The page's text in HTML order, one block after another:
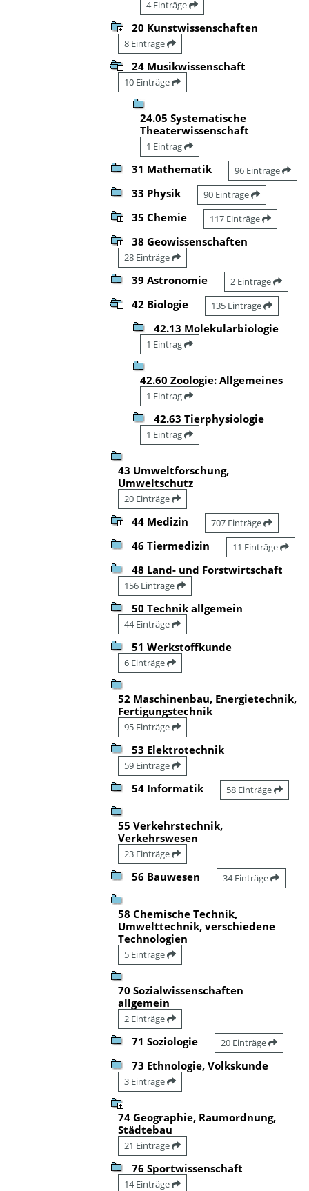
4 Einträge
20 Kunstwissenschaften
8 Einträge
24 Musikwissenschaft
10 Einträge
24.05 Systematische
Theaterwissenschaft
1 Eintrag
31 Mathematik 96 Einträge
33 Physik 90 Einträge
35 Chemie 117 Einträge
38 Geowissenschaften
28 Einträge
39 Astronomie 2 Einträge
42 Biologie 135 Einträge
42.13 Molekularbiologie
1 Eintrag
42.60 Zoologie: Allgemeines
1 Eintrag
42.63 Tierphysiologie
1 Eintrag
43 Umweltforschung,
Umweltschutz
20 Einträge
44 Medizin 707 Einträge
46 Tiermedizin 11 Einträge
48 Land- und Forstwirtschaft
156 Einträge
50 Technik allgemein
44 Einträge
51 Werkstoffkunde
6 Einträge
52 Maschinenbau, Energietechnik,
Fertigungstechnik
95 Einträge
53 Elektrotechnik
59 Einträge
54 Informatik 58 Einträge
55 Verkehrstechnik,
Verkehrswesen
23 Einträge
56 Bauwesen 34 Einträge
58 Chemische Technik,
Umwelttechnik, verschiedene
Technologien
5 Einträge
70 Sozialwissenschaften
allgemein
2 Einträge
71 Soziologie 20 Einträge
73 Ethnologie, Volkskunde
3 Einträge
74 Geographie, Raumordnung,
Städtebau
21 Einträge
76 Sportwissenschaft
14 Einträge